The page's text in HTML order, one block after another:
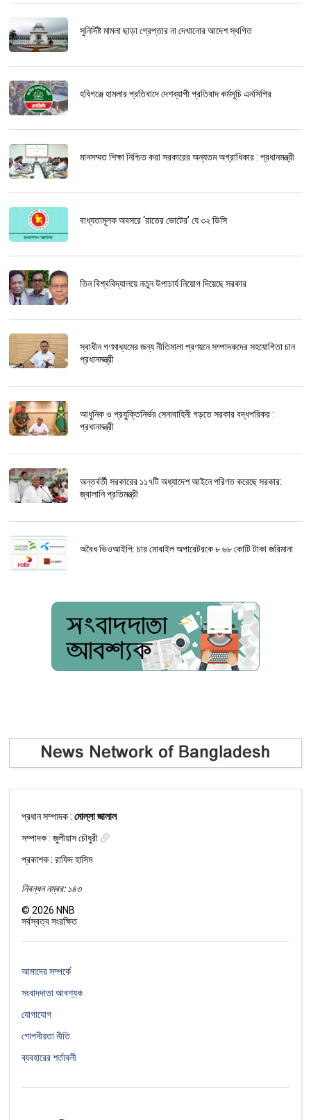
সুনির্দিষ্ট মামলা ছাড়া গ্রেপ্তার না দেখানোর আদেশ স্থগিত
হবিগঞ্জে হামলার প্রতিবাদে দেশব্যাপী প্রতিবাদ কর্মসূচি এনসিপির
মানসম্মত শিক্ষা নিশ্চিত করা সরকারের অন্যতম অগ্রাধিকার : প্রধানমন্ত্রী
বাধ্যতামূলক অবসরে ‘রাতের ভোটের’ যে ৩২ ডিসি
তিন বিশ্ববিদ্যালয়ে নতুন উপাচার্য নিয়োগ দিয়েছে সরকার
স্বাধীন গণমাধ্যমের জন্য নীতিমালা প্রণয়নে সম্পাদকদের সহযোগিতা চান
প্রধানমন্ত্রী
আধুনিক ও প্রযুক্তিনির্ভর সেনাবাহিনী গড়তে সরকার বদ্ধপরিকর :
প্রধানমন্ত্রী
অন্তর্বর্তী সরকারের ১১৭টি অধ্যাদেশ আইনে পরিণত করেছে সরকার:
জ্বালানি প্রতিমন্ত্রী
অবৈধ ভিওআইপি: চার মোবাইল অপারেটরকে ৮.৬৮ কোটি টাকা জরিমানা
প্রধান সম্পাদক :মোল্লা জালাল
সম্পাদক :জুলীয়াস চৌধুরী
প্রকাশক : রাফিদ হাসিম
নিবন্ধন নম্বর: ১৪৩
©2026 NNB
সর্বস্বত্ব সংরক্ষিত
আমাদের সম্পর্কে
সংবাদদাতা আবশ্যক
যোগাযোগ
গোপনীয়তা নীতি
ব্যবহারের শর্তাবলী